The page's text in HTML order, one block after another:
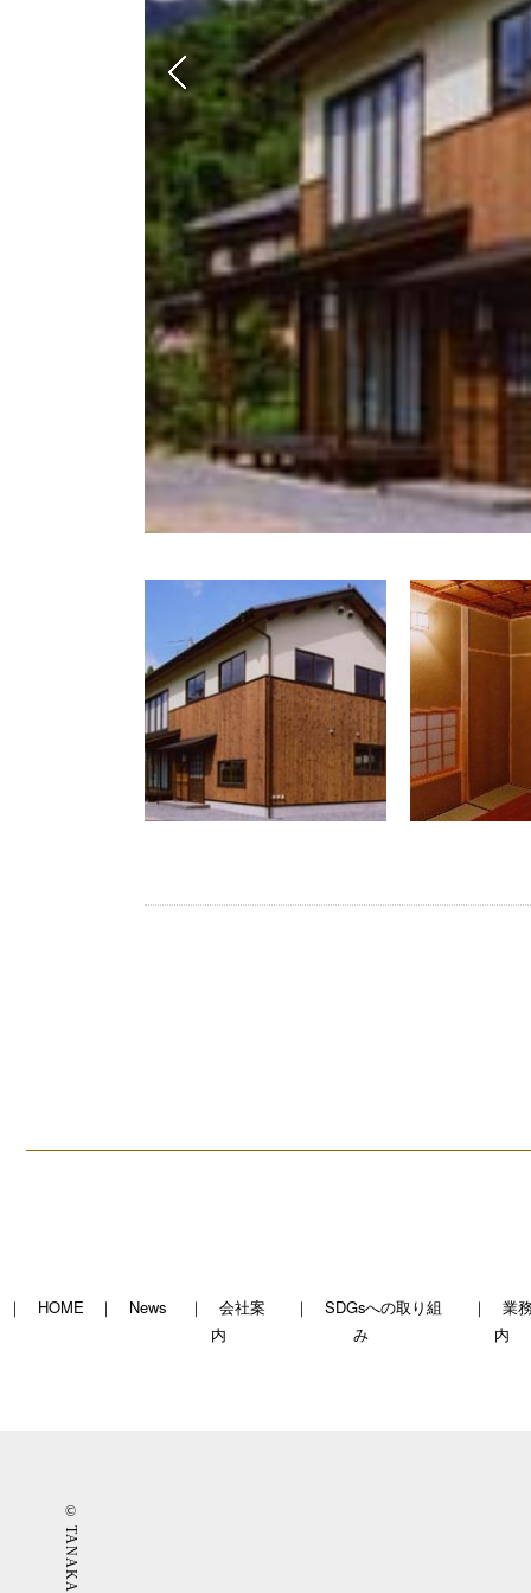
HOME News
会社案
内
SDGsへの取り組
み
業
内